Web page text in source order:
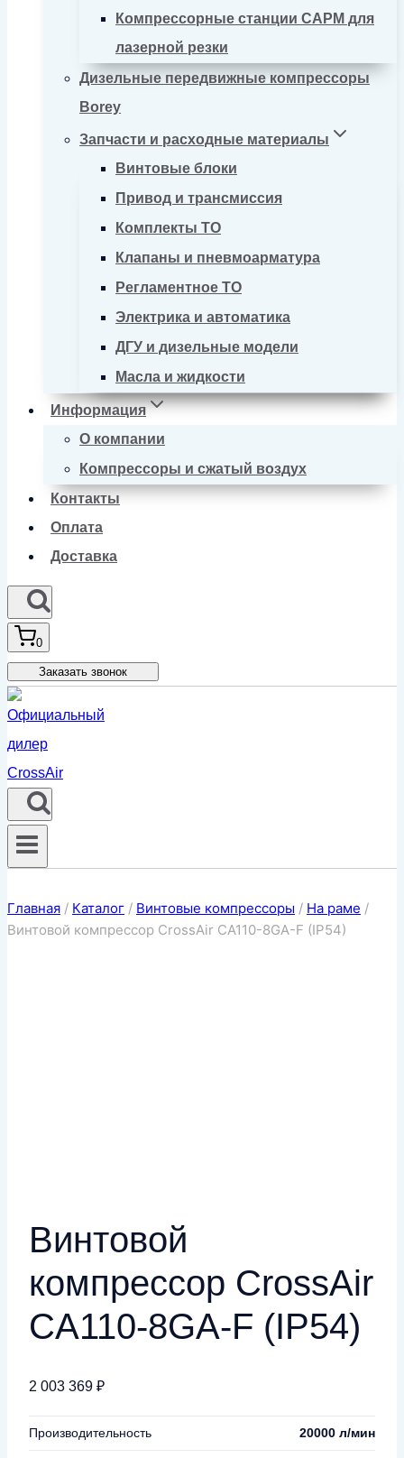
Компрессорные станции CAPM для
лазерной резки
Дизельные передвижные компрессоры
Borey
Запчасти и расходные материалы
Винтовые блоки
Привод и трансмиссия
Комплекты ТО
Клапаны и пневмоарматура
Регламентное ТО
Электрика и автоматика
ДГУ и дизельные модели
Масла и жидкости
Информация
О компании
Компрессоры и сжатый воздух
Контакты
Оплата
Доставка
0
Заказать звонок
Главная / Каталог / Винтовые компрессоры / На раме /
Винтовой компрессор CrossAir CA110-8GA-F (IP54)
Винтовой
компрессор CrossAir
CA110-8GA-F (IP54)
2 003 369 ₽
Производительность 20000 л/мин